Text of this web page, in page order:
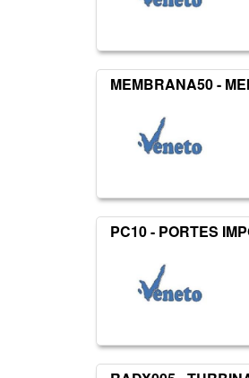
MEMBRANA50 -
PC10 - PORTES